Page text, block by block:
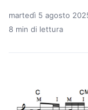
martedì 5 agosto
8 min di lettura